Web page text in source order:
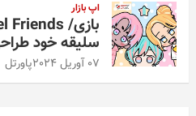
اپ بازار
سلیقه خود
07 آوریل 2024 پاورتل